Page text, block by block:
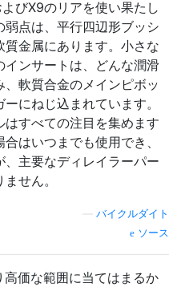
びX9のリアを使い果たし
弱点は、平行四辺形ブッシ
質金属にあります。小さな
インサートは、どんな潤滑
、軟質合金のメインピボッ
ーにねじ込まれています。
はすべての注目を集めます
はいつまでも使用でき、
、主要なディレイラーパー
せん。
バイクルダイト
ソース
高価な範囲に当てはまるか